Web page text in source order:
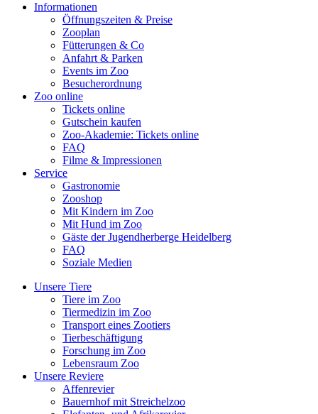
Informationen
Öffnungszeiten & Preise
Zooplan
Fütterungen & Co
Anfahrt & Parken
Events im Zoo
Besucherordnung
Zoo online
Tickets online
Gutschein kaufen
Zoo-Akademie: Tickets online
FAQ
Filme & Impressionen
Service
Gastronomie
Zooshop
Mit Kindern im Zoo
Mit Hund im Zoo
Gäste der Jugendherberge Heidelberg
FAQ
Soziale Medien
Unsere Tiere
Tiere im Zoo
Tiermedizin im Zoo
Transport eines Zootiers
Tierbeschäftigung
Forschung im Zoo
Lebensraum Zoo
Unsere Reviere
Affenrevier
Bauernhof mit Streichelzoo